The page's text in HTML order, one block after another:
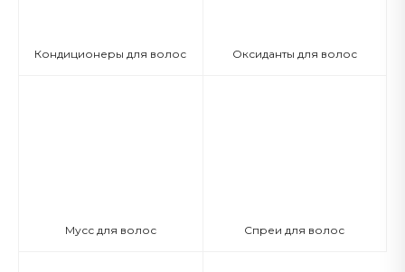
Кондиционеры для волос Оксиданты для волос
Мусс для волос Спреи для волос